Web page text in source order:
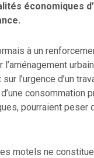
économiques
à un
l’urgence d’un
consommation
pourraient peser
motels ne